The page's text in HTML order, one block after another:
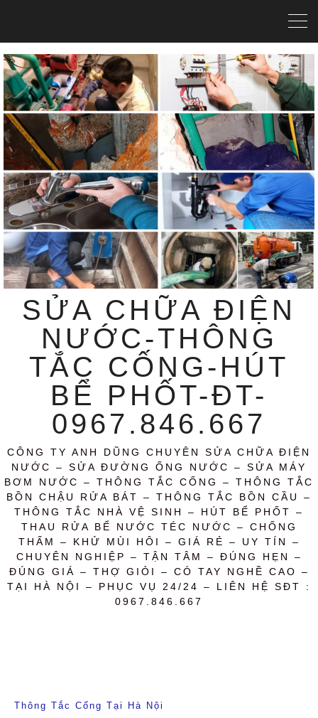
SỬA CHỮA ĐIỆN
NƯỚC-THÔNG
TẮC CỐNG-HÚT
BỂ PHỐT-ĐT-
0967.846.667
CÔNG TY ANH DŨNG CHUYÊN SỬA CHỮA ĐIỆN
NƯỚC – SỬA ĐƯỜNG ỐNG NƯỚC – SỬA MÁY
BƠM NƯỚC – THÔNG TẮC CỐNG – THÔNG TẮC
BỒN CHẬU RỬA BÁT – THÔNG TẮC BỒN CẦU –
THÔNG TẮC NHÀ VỆ SINH – HÚT BỂ PHỐT –
THAU RỬA BỂ NƯỚC TÉC NƯỚC – CHỐNG
THẤM – KHỬ MÙI HÔI – GIÁ RẺ – UY TÍN –
CHUYÊN NGHIỆP – TẬN TÂM – ĐÚNG HẸN –
ĐÚNG GIÁ – THỢ GIỎI – CÓ TAY NGHỀ CAO –
TẠI HÀ NỘI – PHỤC VỤ 24/24 – LIÊN HỆ SĐT :
0967.846.667
Thông Tắc Cống Tại Hà Nội